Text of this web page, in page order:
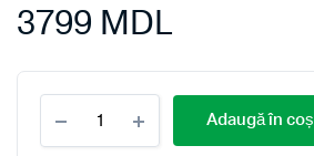
3799 MDL
IKEA
Brimnes
Adaugă în coș